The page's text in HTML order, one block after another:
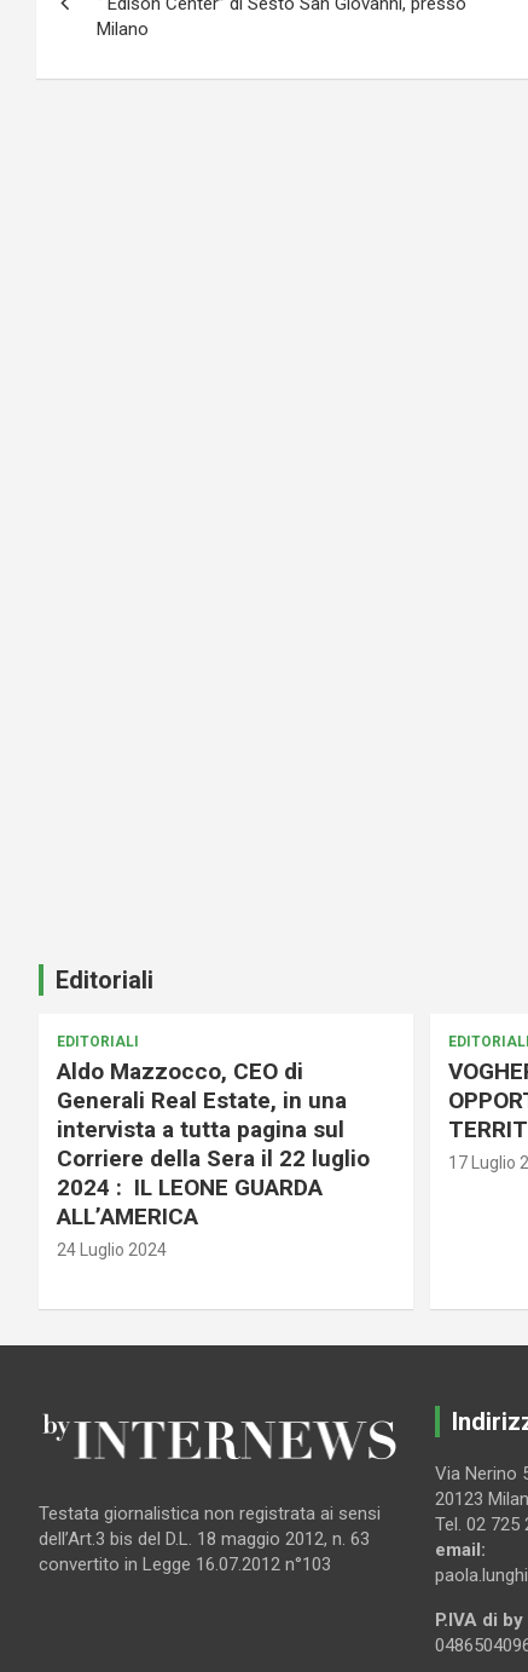
Milano
Editoriali
EDITORIALI
Aldo Mazzocco, CEO di
Generali Real Estate, in una
intervista a tutta pagina sul
Corriere della Sera il 22 luglio
2024 : IL LEONE GUARDA
ALL’AMERICA
24 Luglio 2024
EDITORIALI
17 Luglio
Testata giornalistica non registrata ai sensi
dell’Art.3 bis del D.L. 18 maggio 2012, n. 63
convertito in Legge 16.07.2012 n°103
Via Nerino
20123
Tel. 02 725
email:
P.IVA di